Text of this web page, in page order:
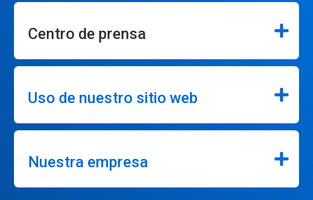
Centro de prensa
Uso de nuestro sitio web
Nuestra empresa